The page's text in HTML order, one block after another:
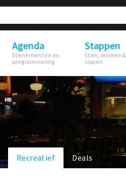
Agenda
Evenementen en
programmering
Stappen
Eten, drinken &
slapen
Recreatief Deals